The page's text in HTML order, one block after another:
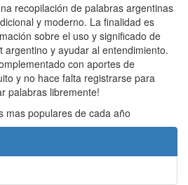
recopilación de palabras argentinas
y moderno. La finalidad es
sobre el uso y significado de
argentino y ayudar al entendimiento.
con aportes de
y no hace falta registrarse para
palabras libremente!
mas populares de cada año